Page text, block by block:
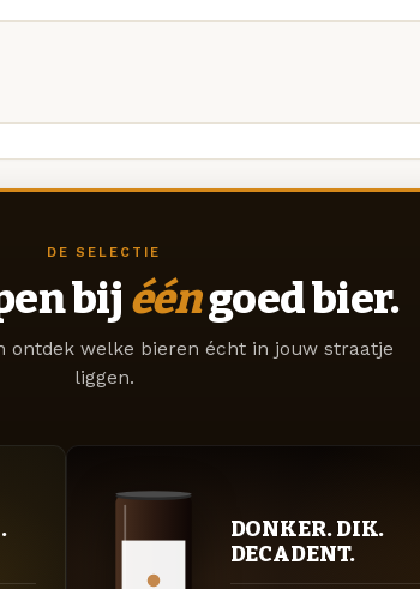
DE SELECTIE
bij ééngoed bier.
ontdek welke bieren écht in jouw straatje
liggen.
DONKER. DIK.
DECADENT.